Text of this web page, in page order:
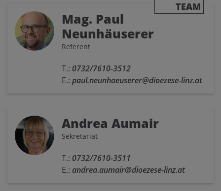
TEAM
Mag. Paul
Neunhäuserer
Referent
T.: 0732/7610-3512
E.: paul.neunhaeuserer@dioezese-linz.at
Andrea Aumair
Sekretariat
T.: 0732/7610-3511
E.: andrea.aumair@dioezese-linz.at